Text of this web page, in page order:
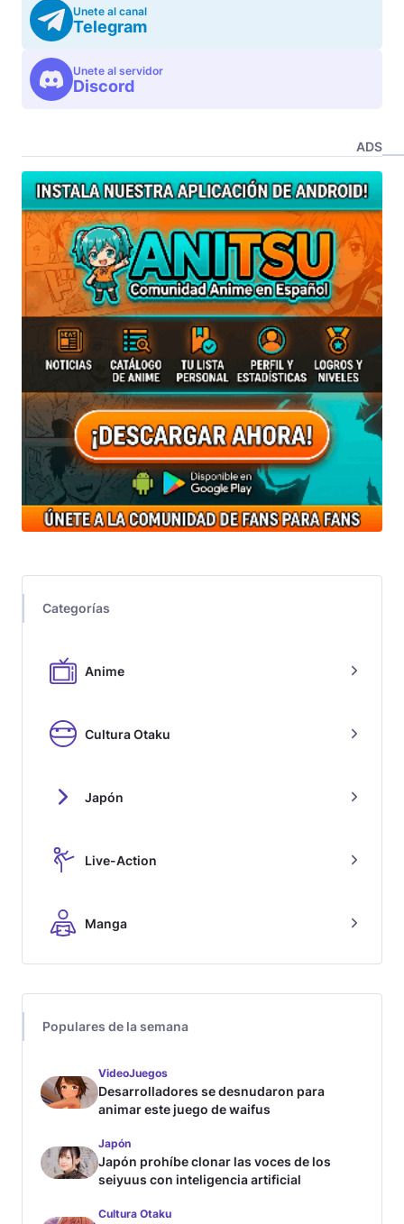
Unete al canal
Telegram
Unete al servidor
Discord
ADS
Categorías
Anime
Cultura Otaku
Japón
Live-Action
Manga
Populares de la semana
VideoJuegos
Desarrolladores se desnudaron para
animar este juego de waifus
Japón
Japón prohíbe clonar las voces de los
seiyuus con inteligencia artificial
Cultura Otaku